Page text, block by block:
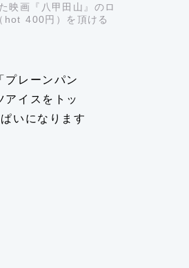
映画『八甲田山』のロ
hot 400円）を頂ける
プレーンパン
アイスをトッ
いになります